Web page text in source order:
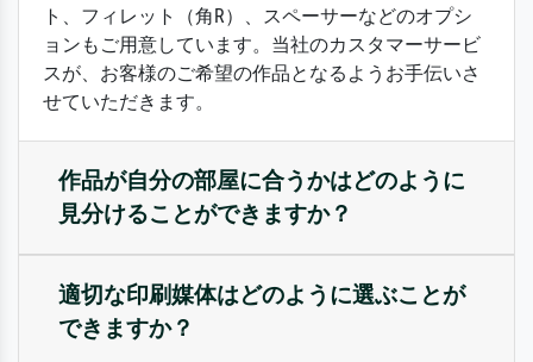
ト、フィレット（角R）、スペーサーなどのオプシ
ョンもご用意しています。当社のカスタマーサービ
スが、お客様のご希望の作品となるようお手伝いさ
せていただきます。
作品が自分の部屋に合うかはどのように
見分けることができますか？
適切な印刷媒体はどのように選ぶことが
できますか？